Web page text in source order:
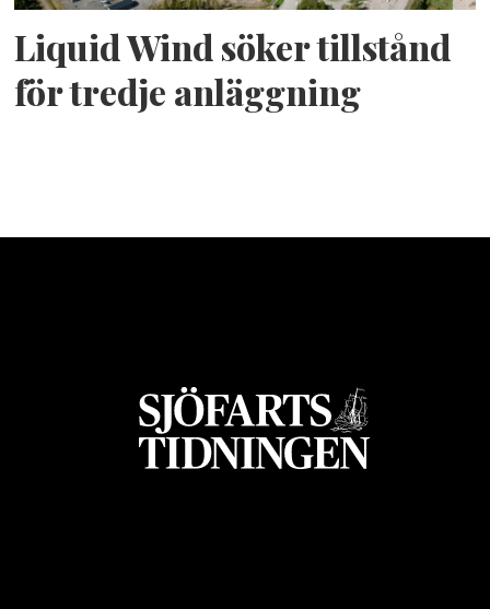
Liquid Wind söker tillstånd
för tredje anläggning